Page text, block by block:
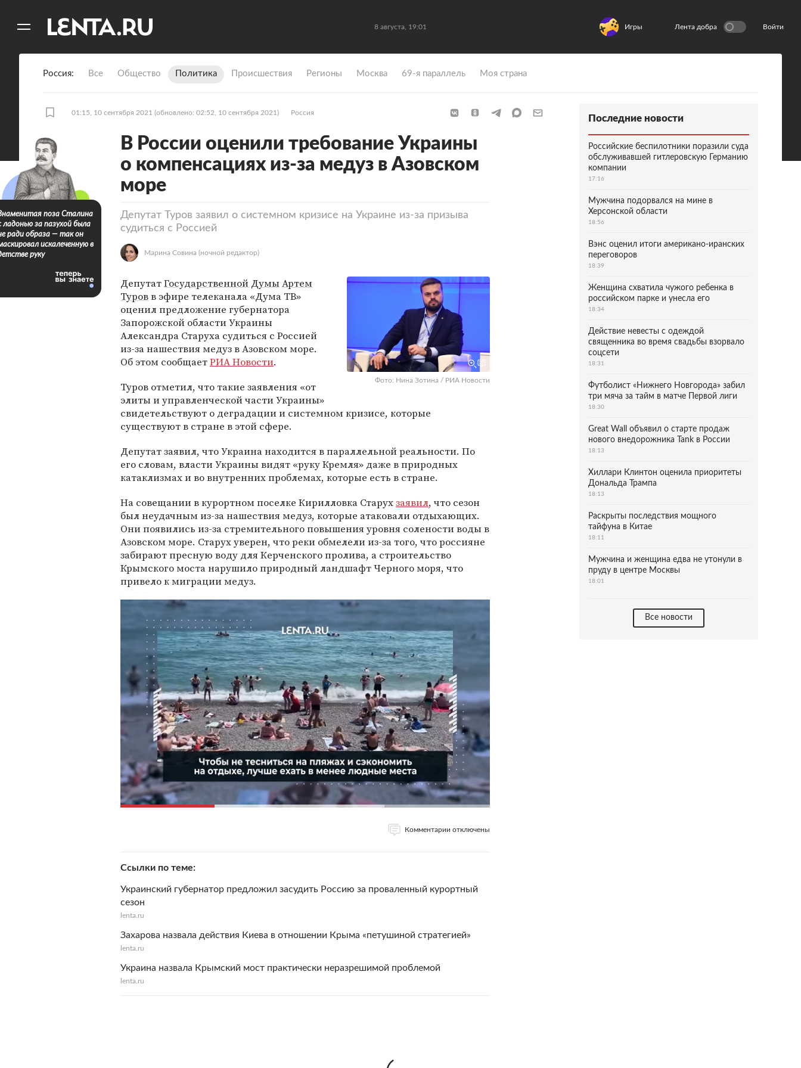
8 августа, 19:01 Игры Лента добра Войти
Россия Все Общество Политика Происшествия Регионы Москва 69-я параллель Моя страна
01:15, 10 сентября 2021 (обновлено: 02:52, 10 сентября 2021) Россия
В России оценили требование Украины
о компенсациях из-за медуз в Азовском
море
Депутат Туров заявил о системном кризисе на Украине из-за призыва
судиться с Россией
Марина Совина (ночной редактор)
Фото: Нина Зотина / РИА Новости
ДепутатГосударственной ДумыАртем
Туровв эфире телеканала «Дума ТВ»
оценил предложение губернатора
Запорожской области Украины
Александра Старуха судиться с Россией
из-за нашествия медуз в Азовском море.
Об этом сообщаетРИА Новости.
Туров отметил, что такие заявления «от
элиты и управленческой части Украины»
свидетельствуют о деградации и системном кризисе, которые
существуют в стране в этой сфере.
Депутат заявил, что Украина находится в параллельной реальности. По
его словам, власти Украины видят «руку Кремля» даже в природных
катаклизмах и во внутренних проблемах, которые есть в стране.
На совещании в курортном поселке Кирилловка Старухзаявил, что сезон
был неудачным из-за нашествия медуз, которые атаковали отдыхающих.
Они появились из-за стремительного повышения уровня солености воды в
Азовском море. Старух уверен, что реки обмелели из-за того, что россияне
забирают пресную воду для Керченского пролива, а строительство
Крымского моста нарушило природный ландшафт Черного моря, что
привело к миграции медуз.
Комментарии отключены
Ссылки по теме
Украинский губернатор предложил засудить Россию за проваленный курортный
сезон
lenta.ru
Захарова назвала действия Киева в отношении Крыма «петушиной стратегией»
lenta.ru
Украина назвала Крымский мост практически неразрешимой проблемой
lenta.ru
поза Сталина
ладонью за пазухой была
ради образа — так он
искалеченную в
руку
Последние новости
Российские беспилотники поразили суда
обслуживавшей гитлеровскую Германию
компании
17:16
Мужчина подорвался на мине в
Херсонской области
18:56
Вэнс оценил итоги американо-иранских
переговоров
18:39
Женщина схватила чужого ребенка в
российском парке и унесла его
18:34
Действие невесты с одеждой
священника во время свадьбы взорвало
соцсети
18:31
Футболист «Нижнего Новгорода» забил
три мяча за тайм в матче Первой лиги
18:30
Great Wall объявил о старте продаж
нового внедорожника Tank в России
18:13
Хиллари Клинтон оценила приоритеты
Дональда Трампа
18:13
Раскрыты последствия мощного
тайфуна в Китае
18:11
Мужчина и женщина едва не утонули в
пруду в центре Москвы
18:01
Все новости